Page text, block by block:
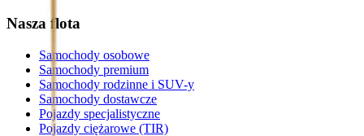
Nasza flota
Samochody osobowe
Samochody premium
Samochody rodzinne i SUV-y
Samochody dostawcze
Pojazdy specjalistyczne
Pojazdy ciężarowe (TIR)